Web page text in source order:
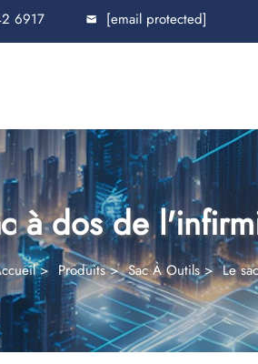
6917 [email protected]
à dos de
> Produits>Sac À Outils>Le